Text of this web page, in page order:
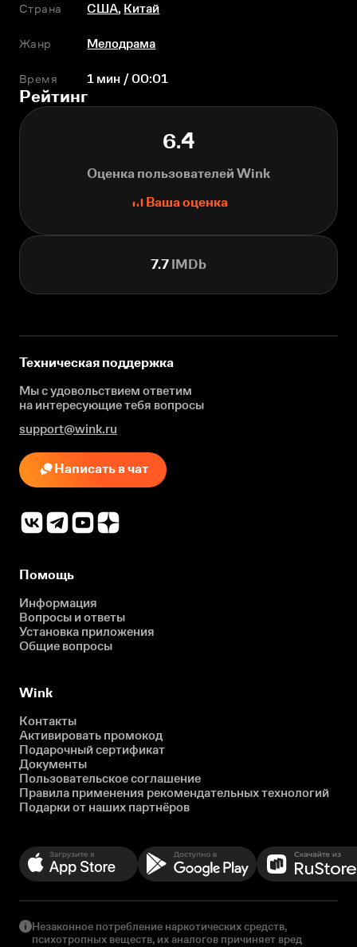
Страна
США, Китай
Жанр Мелодрама
Время 1 мин / 00:01
Рейтинг
6.4
Оценка пользователей Wink
Ваша оценка
7.7 IMDb
Техническая поддержка
Мы с удовольствием ответим
на интересующиетебя вопросы
support@wink.ru
Написать в чат
Помощь
Информация
Вопросы и ответы
Установка приложения
Общие вопросы
Wink
Контакты
Активировать промокод
Подарочный сертификат
Документы
Пользовательское соглашение
Правила применения рекомендательных технологий
Подарки от наших партнёров
Незаконное потребление наркотических средств,
психотропных веществ, их аналогов причиняет вред